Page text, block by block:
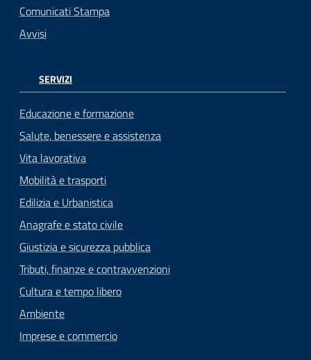
Comunicati Stampa
Avvisi
SERVIZI
Educazione e formazione
Salute, benessere e assistenza
Vita lavorativa
Mobilità e trasporti
Edilizia e Urbanistica
Anagrafe e stato civile
Giustizia e sicurezza pubblica
Tributi, finanze e contravvenzioni
Cultura e tempo libero
Ambiente
Imprese e commercio